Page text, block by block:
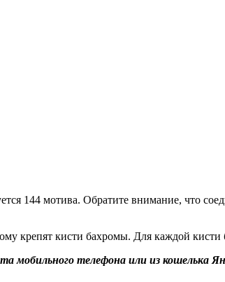
144 мотива. Обратите внимание, что
крепят кисти бахромы. Для каждой кисти
мобильного телефона или из кошелька